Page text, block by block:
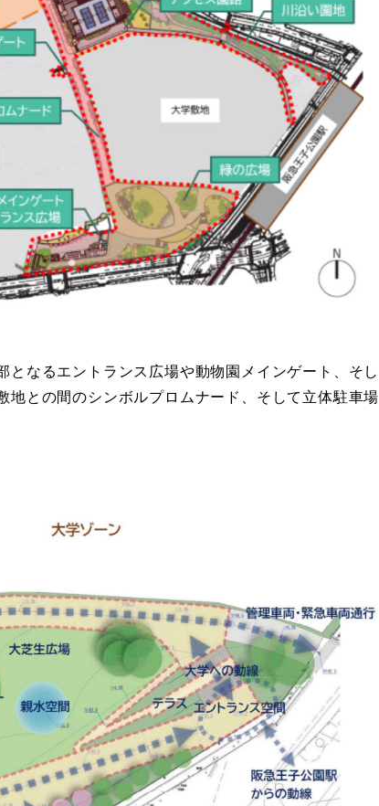
なるエントランス広場や動物園メインゲート、そし
地との間のシンボルプロムナード、そして立体駐車場